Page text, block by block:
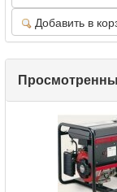
Добавить в